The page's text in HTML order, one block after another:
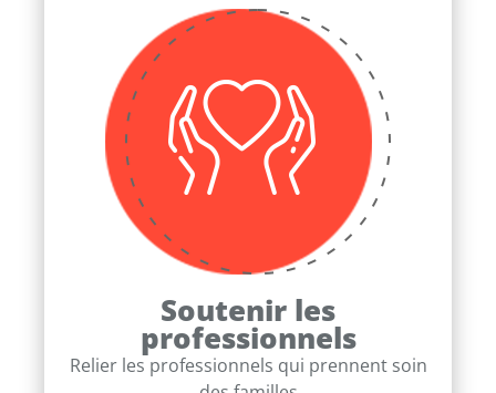
Soutenir les
professionnels
Relier les professionnels qui prennent soin